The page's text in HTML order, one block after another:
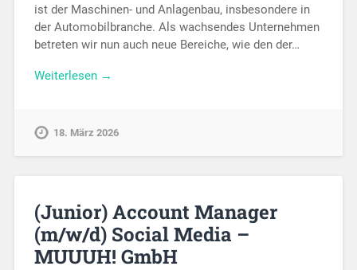
ist der Maschinen- und Anlagenbau, insbesondere in
der Automobilbranche. Als wachsendes Unternehmen
betreten wir nun auch neue Bereiche, wie den der…
Weiterlesen →
18. März 2026
(Junior) Account Manager
(m/w/d) Social Media –
MUUUH! GmbH